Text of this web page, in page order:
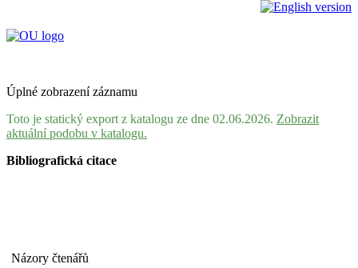
Úplné zobrazení záznamu
Toto je statický export z katalogu ze dne 02.06.2026. Zobrazit
aktuální podobu v katalogu.
Bibliografická citace
Názory čtenářů